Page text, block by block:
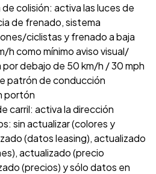
colisión: activa las luces de
de frenado, sistema
ciclistas y frenado a baja
h como mínimo aviso visual/
debajo de 50 km/h / 30 mph
patrón de conducción
portón
carril: activa la dirección
sin actualizar (colores y
(datos leasing), actualizado
actualizado (precio
(precios) y sólo datos en